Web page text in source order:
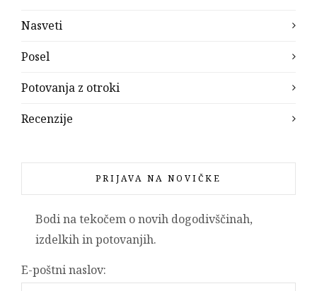
Nasveti
Posel
Potovanja z otroki
Recenzije
PRIJAVA NA NOVIČKE
Bodi na tekočem o novih dogodivščinah,
izdelkih in potovanjih.
E-poštni naslov: